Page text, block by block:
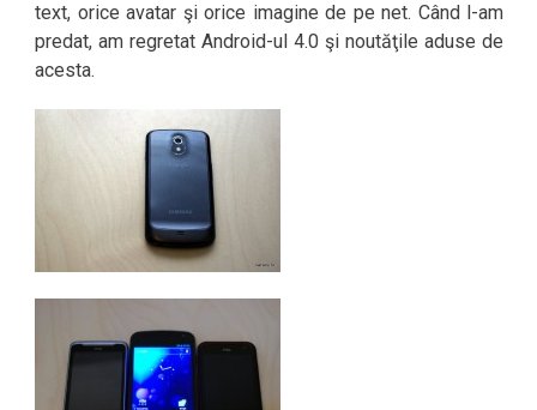
text, orice avatar şi orice imagine de pe net. Când l-am
predat, am regretat Android-ul 4.0 şi noutăţile aduse de
acesta.